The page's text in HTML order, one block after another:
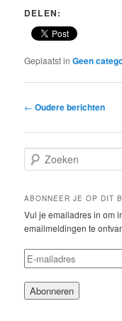
DELEN:
Geplaatst in Geen
Berichtnavigatie
← Oudere berichten
Zoeken
ABONNEER JE OP DIT
Vul je emailadres in om
emailmeldingen te
E-
mailadres